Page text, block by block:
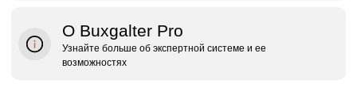
О Buxgalter Pro
Узнайте больше об экспертной системе и ее
возможностях